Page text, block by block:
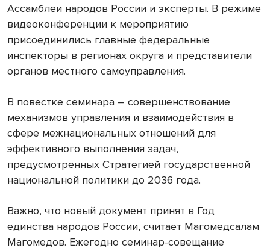
Ассамблеи народов России и эксперты. В режиме
видеоконференции к мероприятию
присоединились главные федеральные
инспекторы в регионах округа и представители
органов местного самоуправления.
В повестке семинара – совершенствование
механизмов управления и взаимодействия в
сфере межнациональных отношений для
эффективного выполнения задач,
предусмотренных Стратегией государственной
национальной политики до 2036 года.
Важно, что новый документ принят в Год
единства народов России, считает Магомедсалам
Магомедов. Ежегодно семинар-совещание